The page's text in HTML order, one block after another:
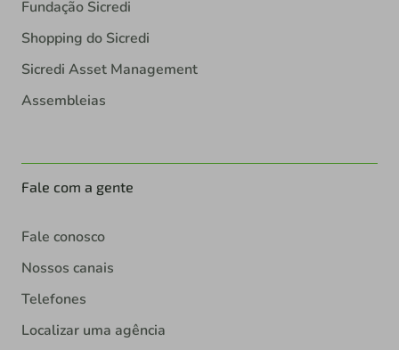
Fundação Sicredi
Shopping do Sicredi
Sicredi Asset Management
Assembleias
Fale com a gente
Fale conosco
Nossos canais
Telefones
Localizar uma agência